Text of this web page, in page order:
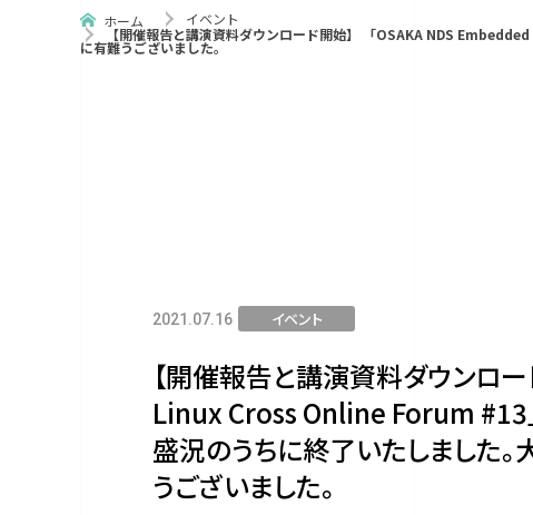
ホーム
イベント
【開催報告と講演資料ダウンロード開始】 「OSAKA NDS
に有難うございました。
2021.07.16 イベント
【開催報告と講演資料ダウンロ
Linux Cross Online Forum #13」
盛況のうちに終了いたしました
うございました。